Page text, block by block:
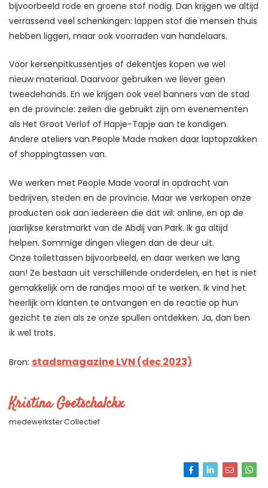
bijvoorbeeld rode en groene stof nodig. Dan krijgen we altijd
verrassend veel schenkingen: lappen stof die mensen thuis
hebben liggen, maar ook voorraden van handelaars.
Voor kersenpitkussentjes of dekentjes kopen we wel
nieuw materiaal. Daarvoor gebruiken we liever geen
tweedehands. En we krijgen ook veel banners van de stad
en de provincie: zeilen die gebruikt zijn om evenementen
als Het Groot Verlof of Hapje-Tapje aan te kondigen.
Andere ateliers van People Made maken daar laptopzakken
of shoppingtassen van.
We werken met People Made vooral in opdracht van
bedrijven, steden en de provincie. Maar we verkopen onze
producten ook aan iedereen die dat wil: online, en op de
jaarlijkse kerstmarkt van de Abdij van Park. Ik ga altijd
helpen. Sommige dingen vliegen dan de deur uit.
Onze toilettassen bijvoorbeeld, en daar werken we lang
aan! Ze bestaan uit verschillende onderdelen, en het is niet
gemakkelijk om de randjes mooi af te werken. Ik vind het
heerlijk om klanten te ontvangen en de reactie op hun
gezicht te zien als ze onze spullen ontdekken. Ja, dan ben
ik wel trots.
Bron: stadsmagazine LVN (dec 2023)
Kristina Goetschalckx
medewerkster Collectief